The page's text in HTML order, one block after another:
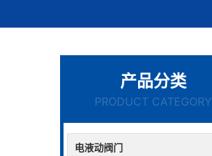
产品分类
PRODUCT CATEGORY
电液动阀门